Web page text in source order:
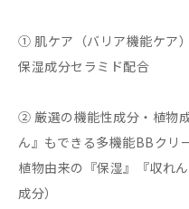
① 肌ケア（バリア機能ケア
保湿成分セラミド配合
② 厳選の機能性成分・植物
ん』もできる多機能BBクリ
植物由来の『保湿』『収れ
成分）